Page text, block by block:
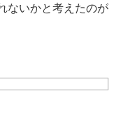
ないかと考えたのが